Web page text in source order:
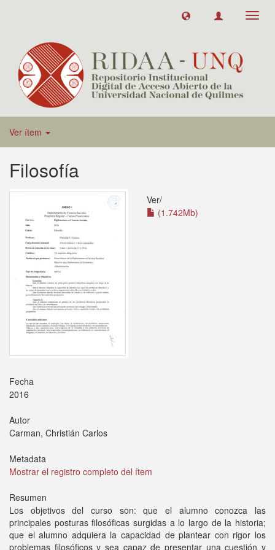
Ver ítem
Filosofía
Ver/
(1.742Mb)
Fecha
2016
Autor
Carman, Christián Carlos
Metadata
Mostrar el registro completo del ítem
Resumen
Los objetivos del curso son: que el alumno conozca las
principales posturas filosóficas surgidas a lo largo de la historia;
que el alumno adquiera la capacidad de plantear con rigor los
problemas filosóficos y sea capaz de presentar una cuestión y